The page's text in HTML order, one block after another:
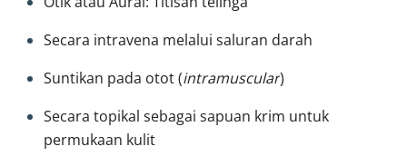
Secara intravena melalui saluran darah
Suntikan pada otot (intramuscular)
Secara topikal sebagai sapuan krim untuk
permukaan kulit